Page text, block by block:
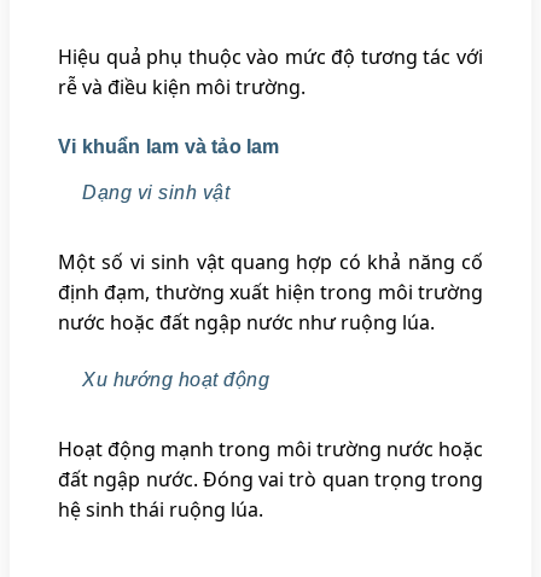
Hiệu quả phụ thuộc vào mức độ tương tác với
rễ và điều kiện môi trường.
Vi khuẩn lam và tảo lam
Dạng vi sinh vật
Một số vi sinh vật quang hợp có khả năng cố
định đạm, thường xuất hiện trong môi trường
nước hoặc đất ngập nước như ruộng lúa.
Xu hướng hoạt động
Hoạt động mạnh trong môi trường nước hoặc
đất ngập nước. Đóng vai trò quan trọng trong
hệ sinh thái ruộng lúa.